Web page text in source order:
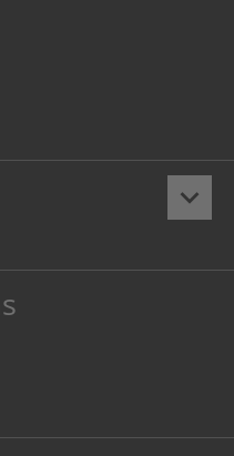
keyboard_arrow_down
auf Toner und Tinte
da, wo Ihre Kinder einen